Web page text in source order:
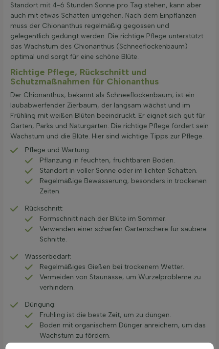
Standort mit 4-6 Stunden Sonne pro Tag stehen, kann aber
auch mit etwas Schatten umgehen. Nach dem Einpflanzen
muss der Chionanthus regelmäßig gegossen und
gelegentlich gedüngt werden. Die richtige Pflege unterstützt
das Wachstum des Chionanthus (Schneeflockenbaum)
optimal und sorgt für eine schöne Blüte.
Richtige Pflege, Rückschnitt und
Schutzmaßnahmen für Chionanthus
Der Chionanthus, bekannt als Schneeflockenbaum, ist ein
laubabwerfender Zierbaum, der langsam wächst und im
Frühling mit weißen Blüten beeindruckt. Er eignet sich gut für
Gärten, Parks und Naturgärten. Die richtige Pflege fördert sein
Wachstum und die Blüte. Hier sind wichtige Tipps zur Pflege.
Pflege und Wartung:
Pflanzung in feuchten, fruchtbaren Boden.
Standort in voller Sonne oder im lichten Schatten.
Regelmäßige Bewässerung, besonders in trockenen
Zeiten.
Rückschnitt:
Formschnitt nach der Blüte im Sommer.
Verwenden einer scharfen Gartenschere für saubere
Schnitte.
Wasserbedarf:
Regelmäßiges Gießen bei trockenem Wetter.
Vermeiden von Staunässe, um Wurzelprobleme zu
verhindern.
Düngung:
Frühling ist die beste Zeit, um zu düngen.
Boden mit organischem Dünger anreichern, um das
Wachstum zu fördern.